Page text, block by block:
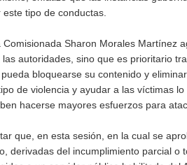
tipo de conductas.
Sharon Morales Martínez
autoridades, sino que es prioritario
bloquearse su contenido y
de violencia y ayudar a las víctimas
hacerse mayores esfuerzos para
que, en esta sesión, en la cual se
derivadas del incumplimiento parcial